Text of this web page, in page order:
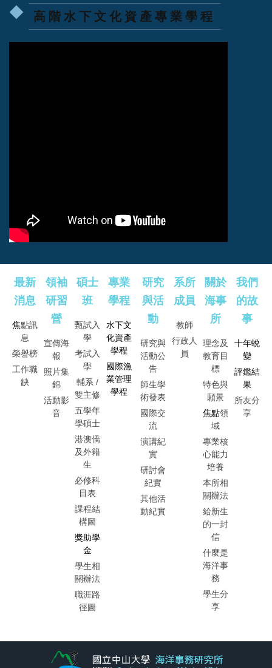
高階水下文化資產專業學程
最新
消息
焦點訊
息
榮譽榜
工作職
缺
領袖
研習
營
宣傳海
報
照片集
錦
活動影
音
碩士
班
甄試入
學
考試入
學
輔系 /
雙主修
五學年
學碩士
港澳僑
及外籍
生
必修科
目表
課程結
構圖
獎助學
金
學生相
關辦法
職涯路
徑圖
專業
學程
水下文
化資產
學程
國際漁
業管理
學程
研究
與活
動
研究與
活動公
告
師生學
術發表
國際交
流
演講紀
實
研討會
紀實
其他活
動紀實
系所
成員
教師
行政人
員
關於
海事
所
理念及
教育目
標
特色與
願景
焦點領
域
專業核
心能力
培養
本所相
關辦法
給新生
的一封
信
什麼是
海洋事
務
學生分
享
我們
的故
事
十年蛻
變
評鑑結
果
所友分
享